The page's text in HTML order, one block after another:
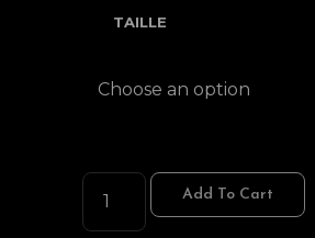
TAILLE
NANGKA
MACET
QUANTITY
Add To Cart